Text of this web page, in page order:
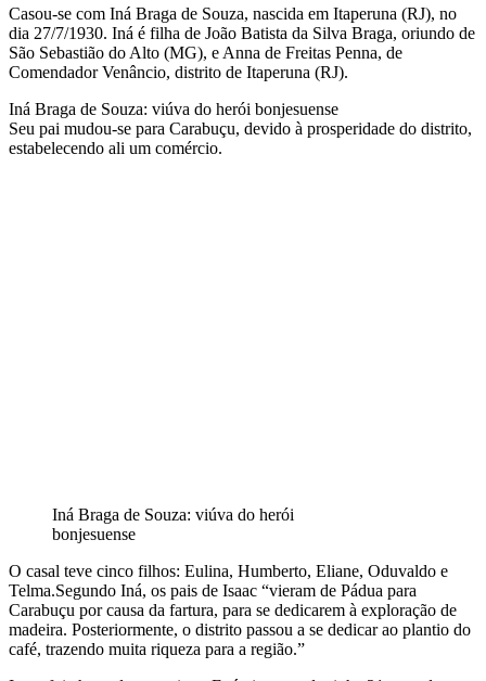
Casou-se com Iná Braga de Souza, nascida em Itaperuna (RJ), no
dia 27/7/1930. Iná é filha de João Batista da Silva Braga, oriundo de
São Sebastião do Alto (MG), e Anna de Freitas Penna, de
Comendador Venâncio, distrito de Itaperuna (RJ).
Iná Braga de Souza: viúva do herói bonjesuense
Seu pai mudou-se para Carabuçu, devido à prosperidade do distrito,
estabelecendo ali um comércio.
Iná Braga de Souza: viúva do herói
bonjesuense
O casal teve cinco filhos: Eulina, Humberto, Eliane, Oduvaldo e
Telma.Segundo Iná, os pais de Isaac “vieram de Pádua para
Carabuçu por causa da fartura, para se dedicarem à exploração de
madeira. Posteriormente, o distrito passou a se dedicar ao plantio do
café, trazendo muita riqueza para a região.”